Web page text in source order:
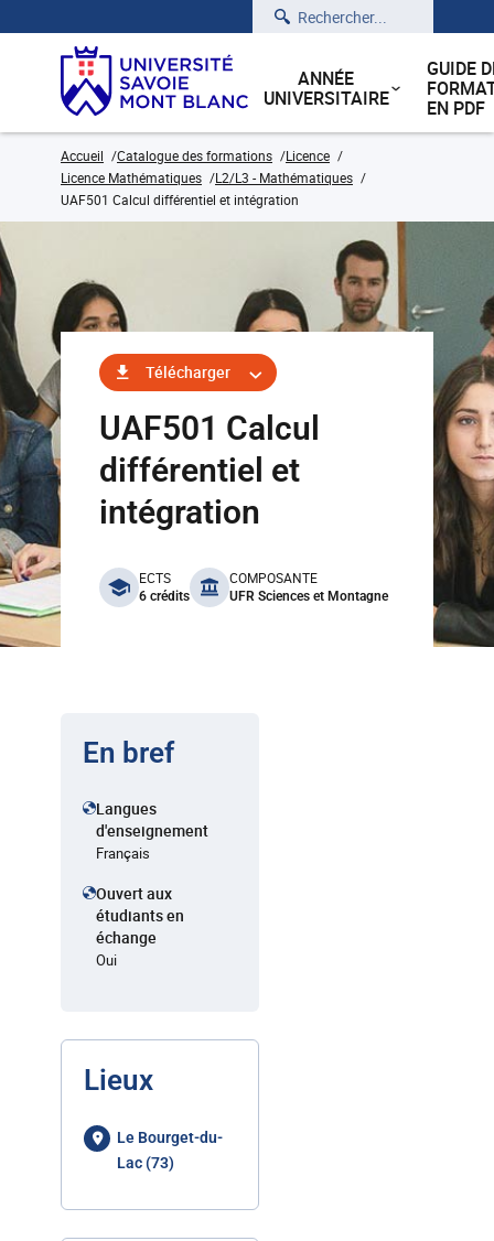
Rechercher
ANNÉE
UNIVERSITAIRE
GUIDE
EN PDF
Accueil Catalogue des formations
Licence
Licence Mathématiques
L2/L3 - Mathématiques
UAF501 Calcul différentiel et intégration
Télécharger
UAF501 Calcul
différentiel et
intégration
benefits
ECTS
6 crédits
COMPOSANTE
UFR Sciences et Montagne
En bref
Langues
d'enseignement
Français
Ouvert aux
étudiants en
échange
Oui
Lieux
Le Bourget-du-
Lac (73)